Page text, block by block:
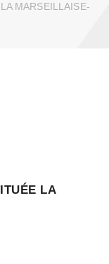
MARSEILLAISE-
LA